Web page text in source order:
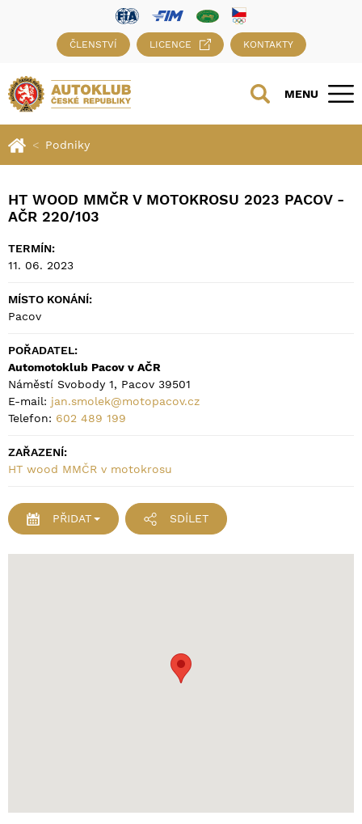
ČLENSTVÍ LICENCE KONTAKTY
MENU
Podniky
HT WOOD MMČR V MOTOKROSU 2023 PACOV -
AČR 220/103
TERMÍN:
11. 06. 2023
MÍSTO KONÁNÍ:
Pacov
POŘADATEL:
Automotoklub Pacov v AČR
Náměstí Svobody 1, Pacov 39501
E-mail: jan.smolek@motopacov.cz
Telefon: 602 489 199
ZAŘAZENÍ:
HT wood MMČR v motokrosu
PŘIDAT SDÍLET